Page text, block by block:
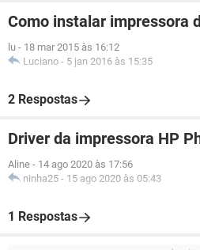
Como instalar impressora
lu - 18 mar 2015 às 16:12
Luciano - 5 jan 2016 às 15:35
2 Respostas
Driver da impressora HP
Aline - 14 ago 2020 às 17:56
ninha25 - 15 ago 2020 às 05:43
1 Respostas